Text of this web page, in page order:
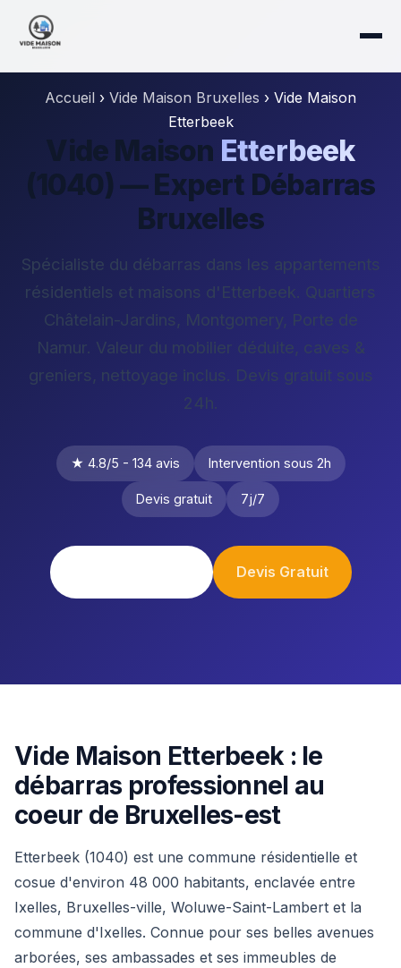
Accueil › Vide Maison Bruxelles › Vide Maison
Etterbeek
Vide Maison Etterbeek
(1040) — Expert Débarras
Bruxelles
Spécialiste du débarras dans les appartements
résidentiels et maisons d'Etterbeek. Quartiers
Châtelain-Jardins, Montgomery, Porte de
Namur. Valeur du mobilier déduite, caves &
greniers, nettoyage inclus. Devis gratuit sous
24h.
★ 4.8/5 - 134 avis Intervention sous 2h
Devis gratuit 7j/7
Devis Gratuit
Vide Maison Etterbeek : le
débarras professionnel au
coeur de Bruxelles-est
Etterbeek (1040) est une commune résidentielle et
cosue d'environ 48 000 habitants, enclavée entre
Ixelles, Bruxelles-ville, Woluwe-Saint-Lambert et la
commune d'Ixelles. Connue pour ses belles avenues
arborées, ses ambassades et ses immeubles de